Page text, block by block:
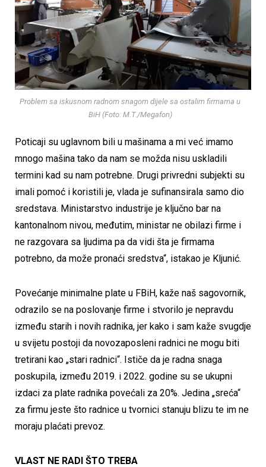
Problem sa iskusnom radnom snagom dijele sa ostalim firmama u
BiH (Foto: M.T./Megafon)
Poticaji su uglavnom bili u mašinama a mi već imamo
mnogo mašina tako da nam se možda nisu uskladili
termini kad su nam potrebne. Drugi privredni subjekti su
imali pomoć i koristili je, vlada je sufinansirala samo dio
sredstava. Ministarstvo industrije je ključno bar na
kantonalnom nivou, međutim, ministar ne obilazi firme i
ne razgovara sa ljudima pa da vidi šta je firmama
potrebno, da može pronaći sredstva“, istakao je Kljunić.
Povećanje minimalne plate u FBiH, kaže naš sagovornik,
odrazilo se na poslovanje firme i stvorilo je nepravdu
između starih i novih radnika, jer kako i sam kaže svugdje
u svijetu postoji da novozaposleni radnici ne mogu biti
tretirani kao „stari radnici“. Ističe da je radna snaga
poskupila, između 2019. i 2022. godine su se ukupni
izdaci za plate radnika povećali za 20%. Jedina „sreća“
za firmu jeste što radnice u tvornici stanuju blizu te im ne
moraju plaćati prevoz.
VLAST NE RADI ŠTO TREBA